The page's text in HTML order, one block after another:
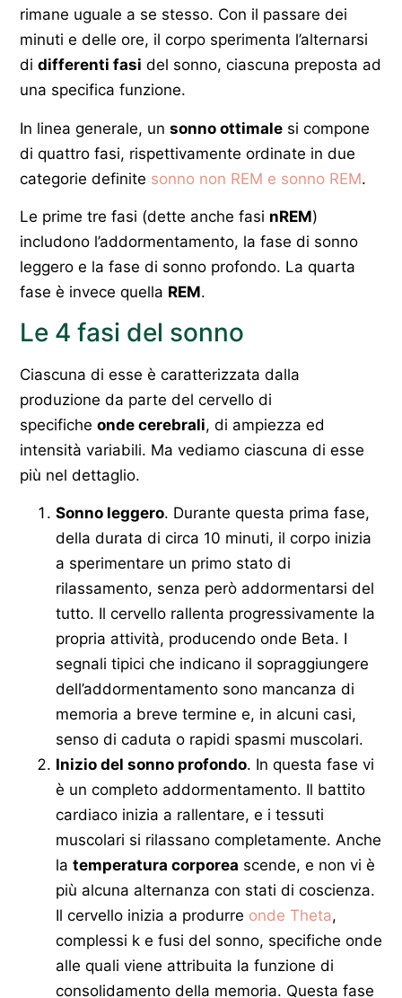
rimane uguale a se stesso. Con il passare dei
minuti e delle ore, il corpo sperimenta l’alternarsi
di differenti fasi del sonno, ciascuna preposta ad
una specifica funzione.
In linea generale, ​​​​​​​un sonno ottimale si compone
di quattro fasi, rispettivamente ordinate in due
categorie definite sonno non REM e sonno REM.
Le prime tre fasi (dette anche fasi nREM)
includono l’addormentamento, la fase di sonno
leggero e la fase di sonno profondo. La quarta
fase è invece quella REM.
Le 4 fasi del sonno
Ciascuna di esse è caratterizzata dalla
produzione da parte del cervello di
specifiche onde cerebrali, di ampiezza ed
intensità variabili. Ma vediamo ciascuna di esse
più nel dettaglio.
Sonno leggero. Durante questa prima fase,
della durata di circa 10 minuti, il corpo inizia
a sperimentare un primo stato di
rilassamento, senza però addormentarsi del
tutto. Il cervello rallenta progressivamente la
propria attività, producendo onde Beta. I
segnali tipici che indicano il sopraggiungere
dell’addormentamento sono mancanza di
memoria a breve termine e, in alcuni casi,
senso di caduta o rapidi spasmi muscolari.
Inizio del sonno profondo. In questa fase vi
è un completo addormentamento. Il battito
cardiaco inizia a rallentare, e i tessuti
muscolari si rilassano completamente. Anche
la temperatura corporea scende, e non vi è
più alcuna alternanza con stati di coscienza.
Il cervello inizia a produrre onde Theta,
complessi k e fusi del sonno, specifiche onde
alle quali viene attribuita la funzione di
consolidamento della memoria. Questa fase